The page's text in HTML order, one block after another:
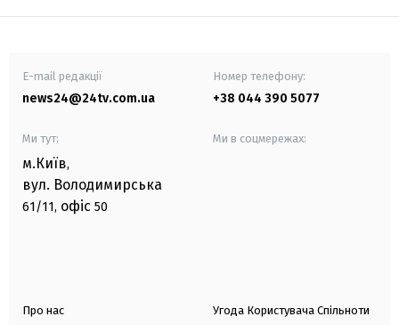
E-mail редакції
news24@24tv.com.ua
Номер телефону:
+38 044 390 5077
Ми тут:
м.Київ,
вул. Володимирська
61/11, офіс 50
Ми в соцмережах:
Про нас Угода Користувача Спільноти